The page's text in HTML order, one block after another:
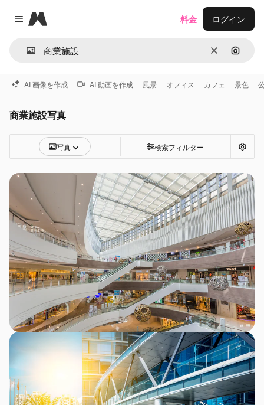
Close menu
Magnific
消去 画像で
料金 ログイン
AI 画像を作成 AI 動画を作成 風景 オフィス カフェ 景色
商業施設写真
写真 検索フィルター